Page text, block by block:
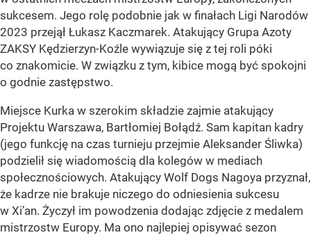
sukcesem. Jego rolę podobnie jak w finałach Ligi Narodów
2023 przejął Łukasz Kaczmarek. Atakujący Grupa Azoty
ZAKSY Kędzierzyn-Koźle wywiązuje się z tej roli póki
co znakomicie. W związku z tym, kibice mogą być spokojni
o godnie zastępstwo.
Miejsce Kurka w szerokim składzie zajmie atakujący
Projektu Warszawa, Bartłomiej Bołądź. Sam kapitan kadry
(jego funkcję na czas turnieju przejmie Aleksander Śliwka)
podzielił się wiadomością dla kolegów w mediach
społecznościowych. Atakujący Wolf Dogs Nagoya przyznał,
że kadrze nie brakuje niczego do odniesienia sukcesu
w Xi’an. Życzył im powodzenia dodając zdjęcie z medalem
mistrzostw Europy. Ma ono najlepiej opisywać sezon